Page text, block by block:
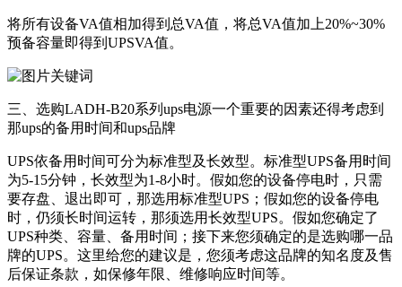
将所有设备VA值相加得到总VA值，将总VA值加上20%~30%
预备容量即得到UPSVA值。
三、选购LADH-B20系列 ups电源一个重要的因素还得考虑到
那ups的备用时间和ups品牌
UPS依备用时间可分为标准型及长效型。标准型UPS备用时间
为5-15分钟，长效型为1-8小时。假如您的设备停电时，只需
要存盘、退出即可，那选用标准型UPS；假如您的设备停电
时，仍须长时间运转，那须选用长效型UPS。假如您确定了
UPS种类、容量、备用时间；接下来您须确定的是选购哪一品
牌的UPS。这里给您的建议是，您须考虑这品牌的知名度及售
后保证条款，如保修年限、维修响应时间等。